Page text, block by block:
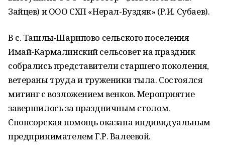
Зайцев) и ООО СХП «Нерал-Буздяк» (Р.И. Субаев).
В с. Ташлы-Шарипово сельского поселения
Имай-Кармалинский сельсовет на праздник
собрались представители старшего поколения,
ветераны труда и труженики тыла. Состоялся
митинг с возложением венков. Мероприятие
завершилось за праздничным столом.
Спонсорская помощь оказана индивидуальным
предпринимателем Г.Р. Валеевой.